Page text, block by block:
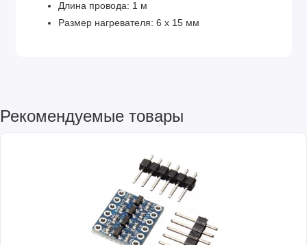
Длина провода: 1 м
Размер нагревателя: 6 х 15 мм
Рекомендуемые товары